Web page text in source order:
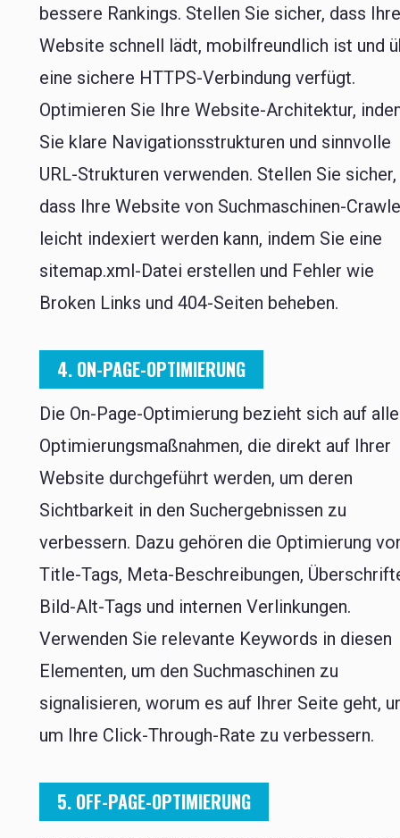
bessere Rankings. Stellen Sie sicher, dass
Website schnell lädt, mobilfreundlich ist und
eine sichere HTTPS-Verbindung verfügt.
Optimieren Sie Ihre Website-Architektur,
Sie klare Navigationsstrukturen und sinnvolle
URL-Strukturen verwenden. Stellen Sie sicher,
dass Ihre Website von Suchmaschinen-
leicht indexiert werden kann, indem Sie eine
sitemap.xml-Datei erstellen und Fehler wie
Broken Links und 404-Seiten beheben.
4. ON-PAGE-OPTIMIERUNG
Die On-Page-Optimierung bezieht sich auf alle
Optimierungsmaßnahmen, die direkt auf Ihrer
Website durchgeführt werden, um deren
Sichtbarkeit in den Suchergebnissen zu
verbessern. Dazu gehören die Optimierung
Title-Tags, Meta-Beschreibungen,
Bild-Alt-Tags und internen Verlinkungen.
Verwenden Sie relevante Keywords in diesen
Elementen, um den Suchmaschinen zu
signalisieren, worum es auf Ihrer Seite geht,
um Ihre Click-Through-Rate zu verbessern.
5. OFF-PAGE-OPTIMIERUNG